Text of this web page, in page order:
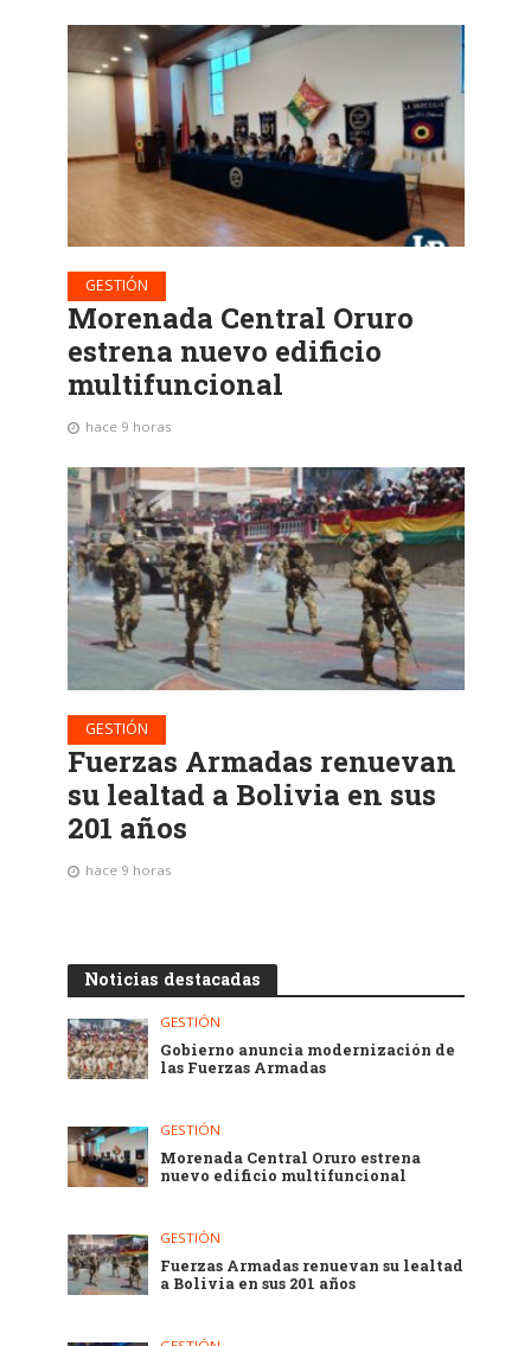
GESTIÓN
Morenada Central Oruro
estrena nuevo edificio
multifuncional
hace 9 horas
GESTIÓN
Fuerzas Armadas renuevan
su lealtad a Bolivia en sus
201 años
hace 9 horas
Noticias destacadas
GESTIÓN
Gobierno anuncia modernización de
las Fuerzas Armadas
GESTIÓN
Morenada Central Oruro estrena
nuevo edificio multifuncional
GESTIÓN
Fuerzas Armadas renuevan su lealtad
a Bolivia en sus 201 años